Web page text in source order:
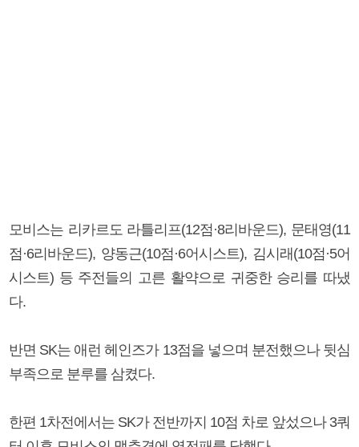
모비스는 리카르도 라틀리프(12점·8리바운드), 문태영(11
점·6리바운드), 양동근(10점·6어시스트), 김시래(10점·5어
시스트) 등 주전들의 고른 활약으로 귀중한 승리를 따냈
다.
반면 SK는 애런 헤인즈가 13점을 넣으며 분전했으나 뒷심
부족으로 분루를 삼켰다.
한편 1차전에서는 SK가 전반까지 10점 차로 앞섰으나 3쿼